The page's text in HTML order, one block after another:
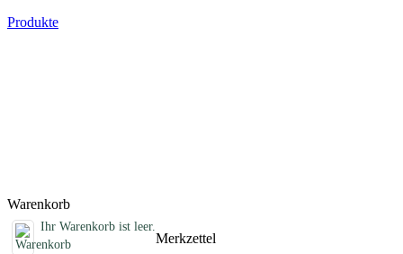
Produkte
Warenkorb
Ihr Warenkorb ist leer.
Merkzettel